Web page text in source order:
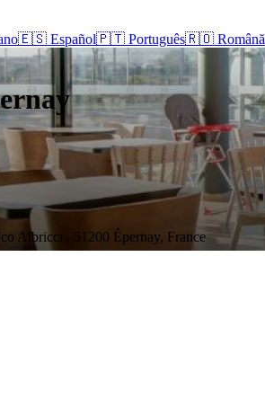
🇪🇸 Español🇵🇹 Português🇷🇴 Română
Albricci , 51200 Épernay, France